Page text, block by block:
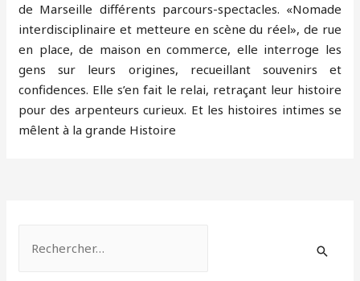
de Marseille différents parcours-spectacles. «Nomade
interdisciplinaire et metteure en scène du réel», de rue
en place, de maison en commerce, elle interroge les
gens sur leurs origines, recueillant souvenirs et
confidences. Elle s’en fait le relai, retraçant leur histoire
pour des arpenteurs curieux. Et les histoires intimes se
mêlent à la grande Histoire